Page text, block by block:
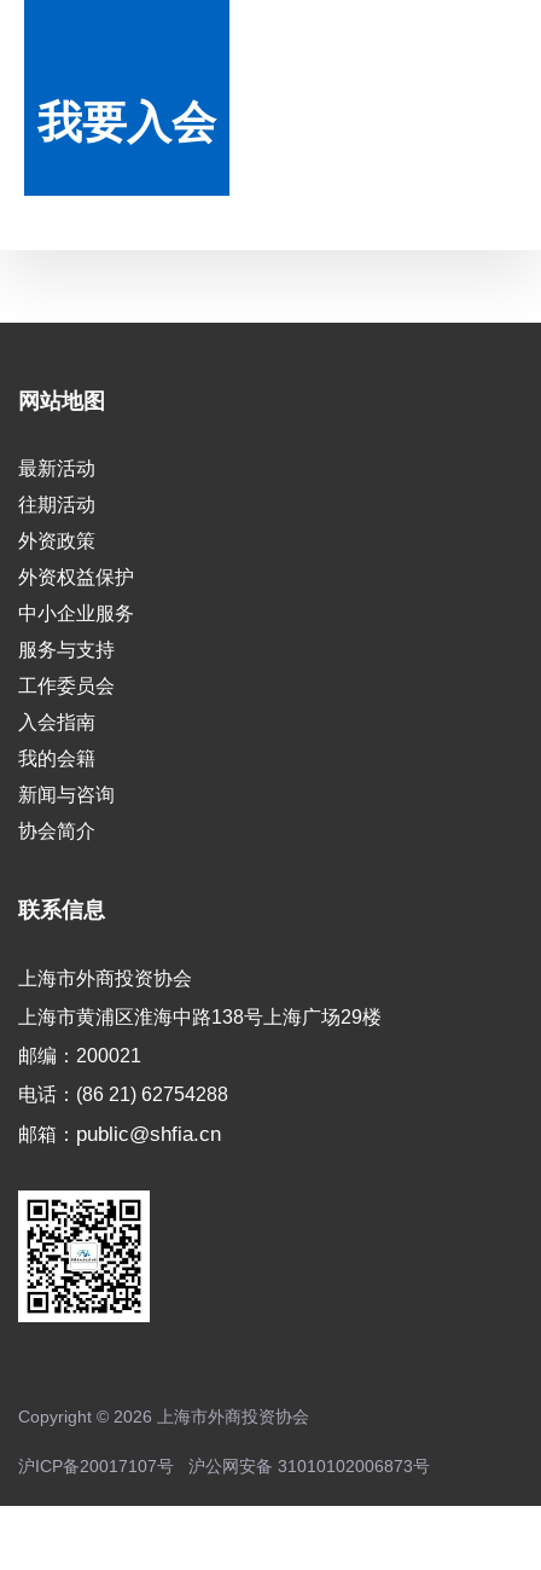
我要入会
网站地图
最新活动
往期活动
外资政策
外资权益保护
中小企业服务
服务与支持
工作委员会
入会指南
我的会籍
新闻与咨询
协会简介
联系信息
上海市外商投资协会
上海市黄浦区淮海中路138号上海广场29楼
邮编：200021
电话：(86 21) 62754288
邮箱： public@shfia.cn
Copyright © 2026 上海市外商投资协会
沪ICP备20017107号 沪公网安备 31010102006873号